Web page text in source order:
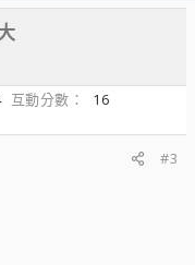
互動分數
16
#3